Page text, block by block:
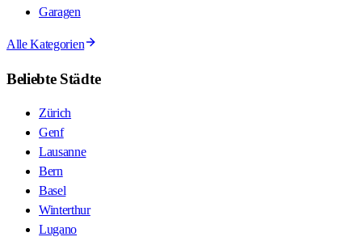
Garagen
Alle Kategorien
Beliebte Städte
Zürich
Genf
Lausanne
Bern
Basel
Winterthur
Lugano